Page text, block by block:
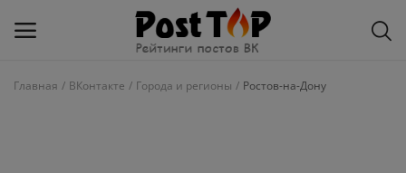
Главная ВКонтакте Города и регионы Ростов-на-Дону